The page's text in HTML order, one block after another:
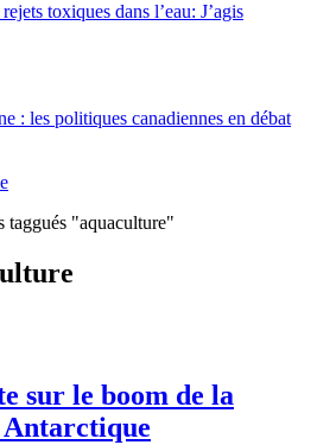
toxiques dans l’eau: J’agis
: les politiques canadiennes en débat
taggués "aquaculture"
sur le boom de la